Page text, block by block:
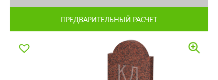
ПРЕДВАРИТЕЛЬНЫЙ РАСЧЕТ